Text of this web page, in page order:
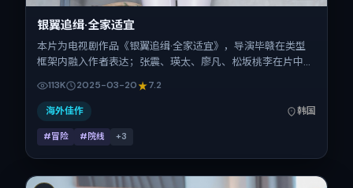
银翼追缉·全家适宜
本片为电视剧作品《银翼追缉·全家适宜》，导演毕赣在类型
框架内融入作者表达；张震、瑛太、廖凡、松坂桃李在片中承
国。上映时间 2025年3月20日（公映登记日 2025-03-
20），全片101分钟，节奏张弛有度。
113K 2025-03-20 7.2
海外佳作 韩国
#冒险 #院线 +3